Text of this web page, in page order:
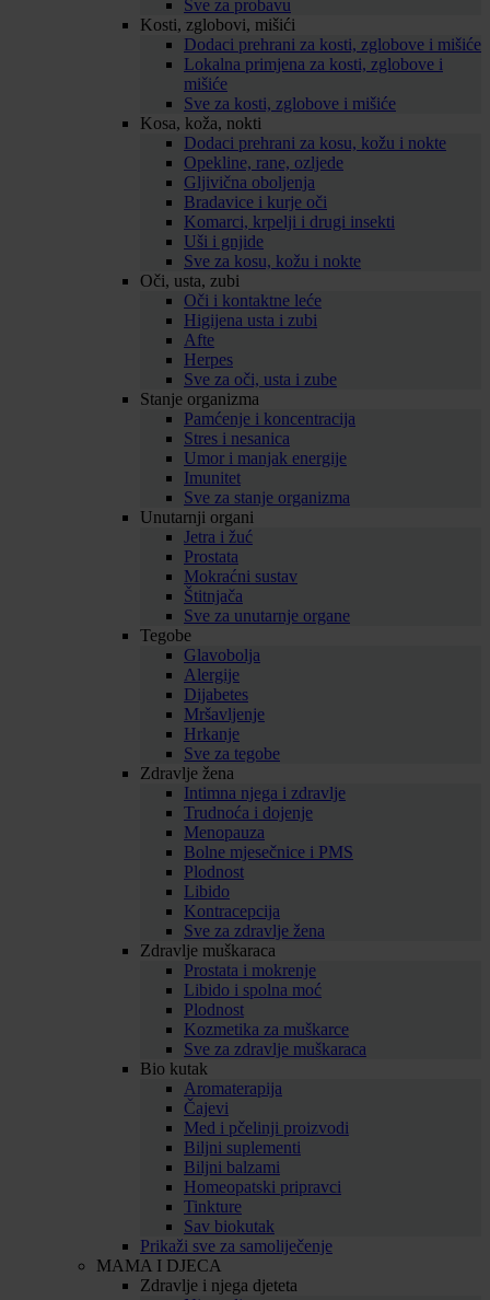
Sve za probavu
Kosti, zglobovi, mišići
Dodaci prehrani za kosti, zglobove i mišiće
Lokalna primjena za kosti, zglobove i
mišiće
Sve za kosti, zglobove i mišiće
Kosa, koža, nokti
Dodaci prehrani za kosu, kožu i nokte
Opekline, rane, ozljede
Gljivična oboljenja
Bradavice i kurje oči
Komarci, krpelji i drugi insekti
Uši i gnjide
Sve za kosu, kožu i nokte
Oči, usta, zubi
Oči i kontaktne leće
Higijena usta i zubi
Afte
Herpes
Sve za oči, usta i zube
Stanje organizma
Pamćenje i koncentracija
Stres i nesanica
Umor i manjak energije
Imunitet
Sve za stanje organizma
Unutarnji organi
Jetra i žuć
Prostata
Mokraćni sustav
Štitnjača
Sve za unutarnje organe
Tegobe
Glavobolja
Alergije
Dijabetes
Mršavljenje
Hrkanje
Sve za tegobe
Zdravlje žena
Intimna njega i zdravlje
Trudnoća i dojenje
Menopauza
Bolne mjesečnice i PMS
Plodnost
Libido
Kontracepcija
Sve za zdravlje žena
Zdravlje muškaraca
Prostata i mokrenje
Libido i spolna moć
Plodnost
Kozmetika za muškarce
Sve za zdravlje muškaraca
Bio kutak
Aromaterapija
Čajevi
Med i pčelinji proizvodi
Biljni suplementi
Biljni balzami
Homeopatski pripravci
Tinkture
Sav biokutak
Prikaži sve za samoliječenje
MAMA I DJECA
Zdravlje i njega djeteta